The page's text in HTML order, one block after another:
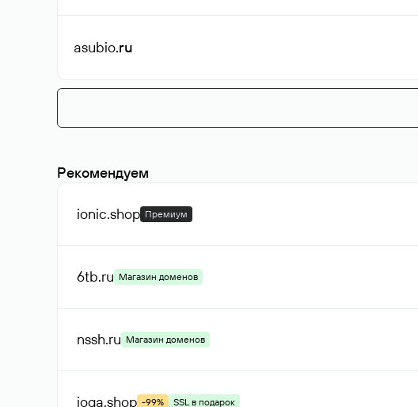
asubio.ru
Рекомендуем
ionic.shop Премиум
6tb.ru Магазин доменов
nssh.ru Магазин доменов
ioga.shop -99% SSL в подарок